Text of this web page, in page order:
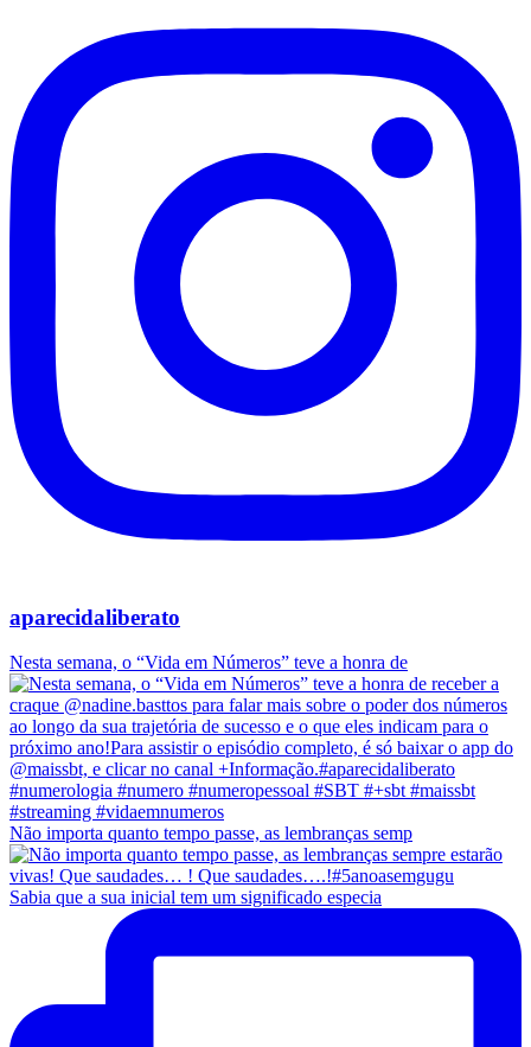
aparecidaliberato
Nesta semana, o “Vida em Números” teve a honra de
Não importa quanto tempo passe, as lembranças semp
Sabia que a sua inicial tem um significado especia